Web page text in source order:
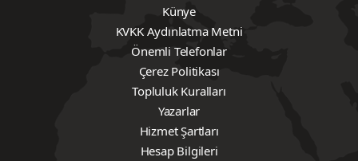
Künye
KVKK Aydınlatma Metni
Önemli Telefonlar
Çerez Politikası
Topluluk Kuralları
Yazarlar
Hizmet Şartları
Hesap Bilgileri